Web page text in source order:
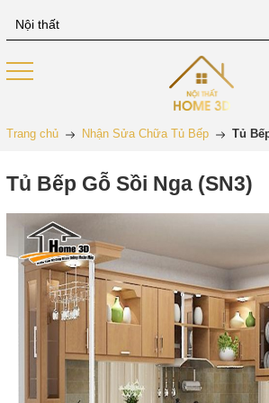
Trang chủ Nhận Sửa Chữa Tủ Bếp Tủ
Tủ Bếp Gỗ Sồi Nga (SN3)